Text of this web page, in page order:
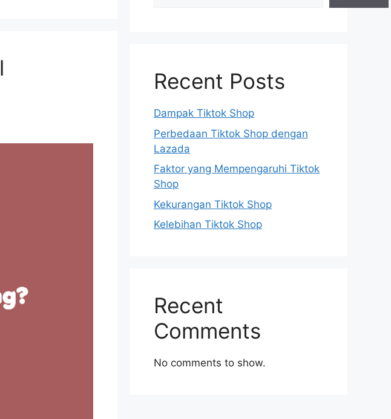
Recent Posts
Dampak Tiktok Shop
Perbedaan Tiktok Shop dengan
Lazada
Faktor yang Mempengaruhi Tiktok
Shop
Kekurangan Tiktok Shop
Kelebihan Tiktok Shop
Recent
Comments
No comments to show.